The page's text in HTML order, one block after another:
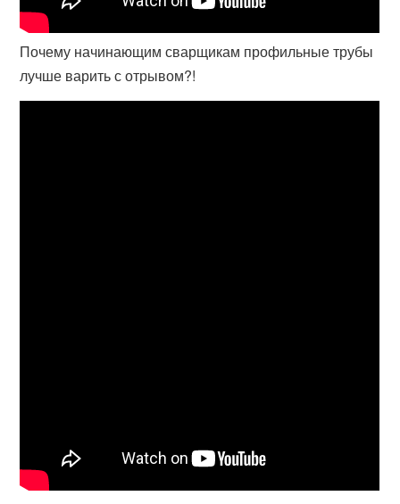
Почему начинающим сварщикам профильные трубы
лучше варить с отрывом?!